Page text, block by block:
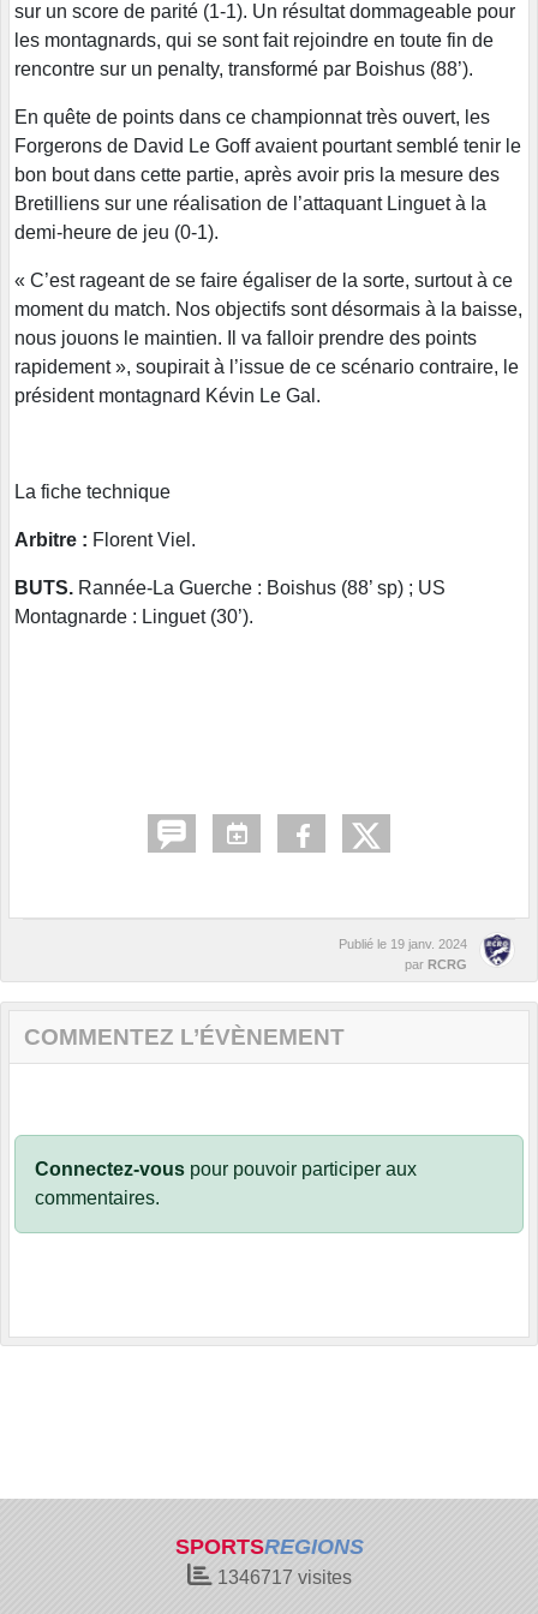
sur un score de parité (1-1). Un résultat dommageable pour
les montagnards, qui se sont fait rejoindre en toute fin de
rencontre sur un penalty, transformé par Boishus (88’).
En quête de points dans ce championnat très ouvert, les
Forgerons de David Le Goff avaient pourtant semblé tenir le
bon bout dans cette partie, après avoir pris la mesure des
Bretilliens sur une réalisation de l’attaquant Linguet à la
demi-heure de jeu (0-1).
« C’est rageant de se faire égaliser de la sorte, surtout à ce
moment du match. Nos objectifs sont désormais à la baisse,
nous jouons le maintien. Il va falloir prendre des points
rapidement », soupirait à l’issue de ce scénario contraire, le
président montagnard Kévin Le Gal.
La fiche technique
Arbitre : Florent Viel.
BUTS. Rannée-La Guerche : Boishus (88’ sp) ; US
Montagnarde : Linguet (30’).
Publié le 19 janv. 2024
par RCRG
COMMENTEZ L’ÉVÈNEMENT
Connectez-vous pour pouvoir participer aux
commentaires.
SPORTSREGIONS
1346717 visites